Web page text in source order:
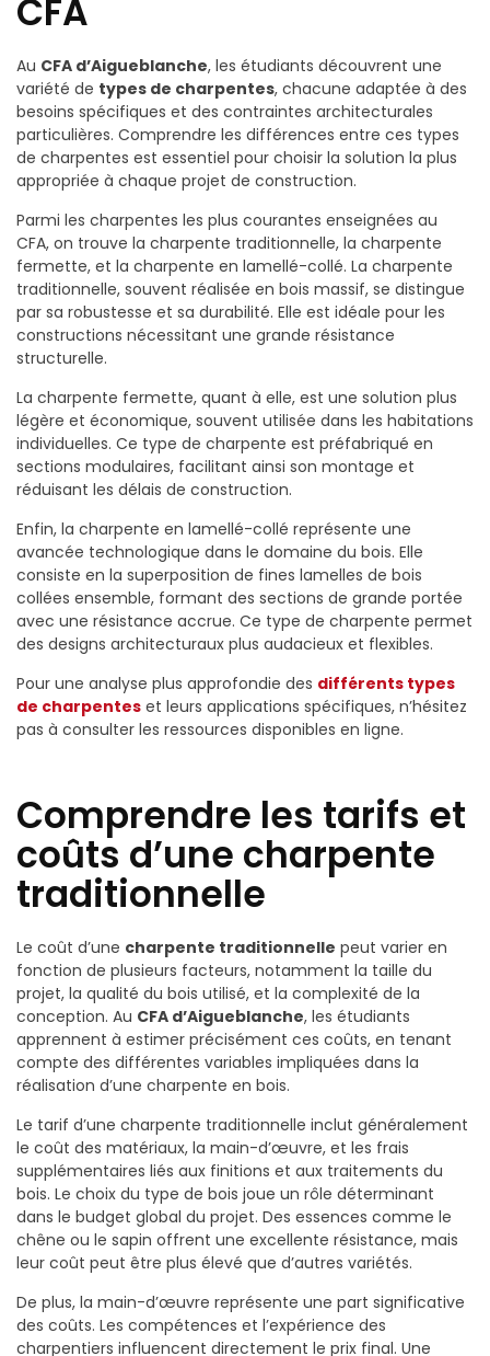
CFA
Au CFA d’Aigueblanche, les étudiants découvrent une
variété de types de charpentes, chacune adaptée à des
besoins spécifiques et des contraintes architecturales
particulières. Comprendre les différences entre ces types
de charpentes est essentiel pour choisir la solution la plus
appropriée à chaque projet de construction.
Parmi les charpentes les plus courantes enseignées au
CFA, on trouve la charpente traditionnelle, la charpente
fermette, et la charpente en lamellé-collé. La charpente
traditionnelle, souvent réalisée en bois massif, se distingue
par sa robustesse et sa durabilité. Elle est idéale pour les
constructions nécessitant une grande résistance
structurelle.
La charpente fermette, quant à elle, est une solution plus
légère et économique, souvent utilisée dans les habitations
individuelles. Ce type de charpente est préfabriqué en
sections modulaires, facilitant ainsi son montage et
réduisant les délais de construction.
Enfin, la charpente en lamellé-collé représente une
avancée technologique dans le domaine du bois. Elle
consiste en la superposition de fines lamelles de bois
collées ensemble, formant des sections de grande portée
avec une résistance accrue. Ce type de charpente permet
des designs architecturaux plus audacieux et flexibles.
Pour une analyse plus approfondie des différents types
de charpentes et leurs applications spécifiques, n’hésitez
pas à consulter les ressources disponibles en ligne.
Comprendre les tarifs et
coûts d’une charpente
traditionnelle
Le coût d’une charpente traditionnelle peut varier en
fonction de plusieurs facteurs, notamment la taille du
projet, la qualité du bois utilisé, et la complexité de la
conception. Au CFA d’Aigueblanche, les étudiants
apprennent à estimer précisément ces coûts, en tenant
compte des différentes variables impliquées dans la
réalisation d’une charpente en bois.
Le tarif d’une charpente traditionnelle inclut généralement
le coût des matériaux, la main-d’œuvre, et les frais
supplémentaires liés aux finitions et aux traitements du
bois. Le choix du type de bois joue un rôle déterminant
dans le budget global du projet. Des essences comme le
chêne ou le sapin offrent une excellente résistance, mais
leur coût peut être plus élevé que d’autres variétés.
De plus, la main-d’œuvre représente une part significative
des coûts. Les compétences et l’expérience des
charpentiers influencent directement le prix final. Une